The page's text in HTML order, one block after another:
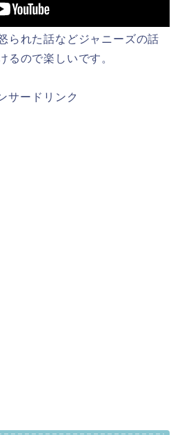
られた話などジャニーズの話
るので楽しいです。
サードリンク